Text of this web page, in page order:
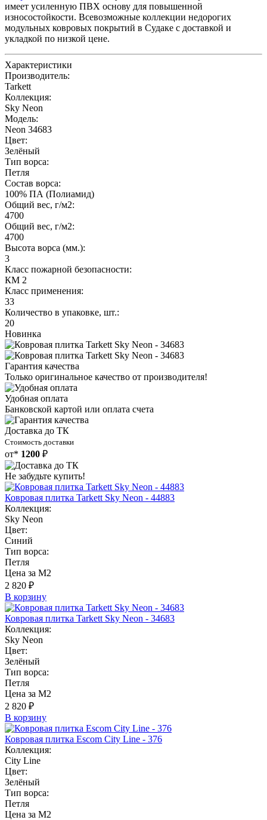
имеет усиленную ПВХ основу для повышенной
износостойкости. Всевозможные коллекции недорогих
модульных ковровых покрытий в Судаке с доставкой и
укладкой по низкой цене.
Характеристики
Производитель:
Tarkett
Коллекция:
Sky Neon
Модель:
Neon 34683
Цвет:
Зелёный
Тип ворса:
Петля
Состав ворса:
100% ПА (Полиамид)
Общий вес, г/м2:
4700
Общий вес, г/м2:
4700
Высота ворса (мм.):
3
Класс пожарной безопасности:
КМ 2
Класс применения:
33
Количество в упаковке, шт.:
20
Новинка
Гарантия качества
Только оригинальное качество от производителя!
Удобная оплата
Банковской картой или оплата счета
Доставка до ТК
Стоимость доставки
от* 1200 ₽
Не забудьте купить!
Ковровая плитка Tarkett Sky Neon - 44883
Коллекция:
Sky Neon
Цвет:
Синий
Тип ворса:
Петля
Цена за М2
2 820 ₽
В корзину
Ковровая плитка Tarkett Sky Neon - 34683
Коллекция:
Sky Neon
Цвет:
Зелёный
Тип ворса:
Петля
Цена за М2
2 820 ₽
В корзину
Ковровая плитка Escom City Line - 376
Коллекция:
City Line
Цвет:
Зелёный
Тип ворса:
Петля
Цена за М2